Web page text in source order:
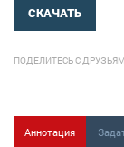
СКАЧАТЬ
ПОДЕЛИТЕСЬ С
Аннотация